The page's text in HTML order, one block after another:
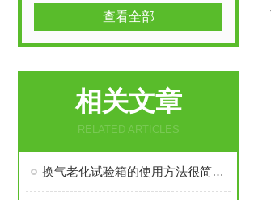
查看全部
相关文章
RELATED ARTICLES
换气老化试验箱的使用方法很简单，看完您就知道了